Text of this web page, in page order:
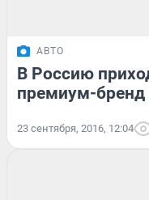
АВТО
В Россию
премиум-бренд
23 сентября, 2016, 12:04